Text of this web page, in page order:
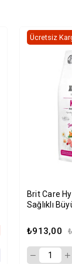
Brit Care
Sağlıklı
Maması 2kg
₺913,00
Ücretsiz